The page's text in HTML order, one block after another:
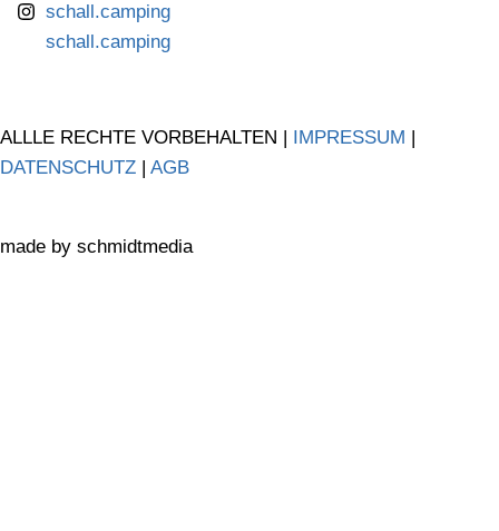
schall.camping
schall.camping
ALLLE RECHTE VORBEHALTEN | IMPRESSUM |
DATENSCHUTZ | AGB
made by schmidtmedia